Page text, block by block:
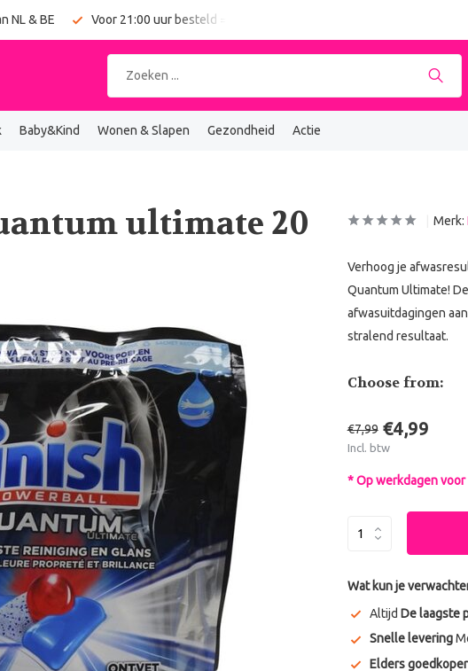
NL & BE Voor 21:00 uur besteld = vandaag verzonden
Baby&Kind Wonen & Slapen Gezondheid Actie
ultimate 20
Merk:
Verhoog je
Quantum Ultimate!
afwasuitdagingen
stralend resultaat.
Choose from:
€7,99 €4,99
Incl. btw
* Op werkdagen
Wat kun je
Altijd De laagste
Snelle levering
Elders goedkoper